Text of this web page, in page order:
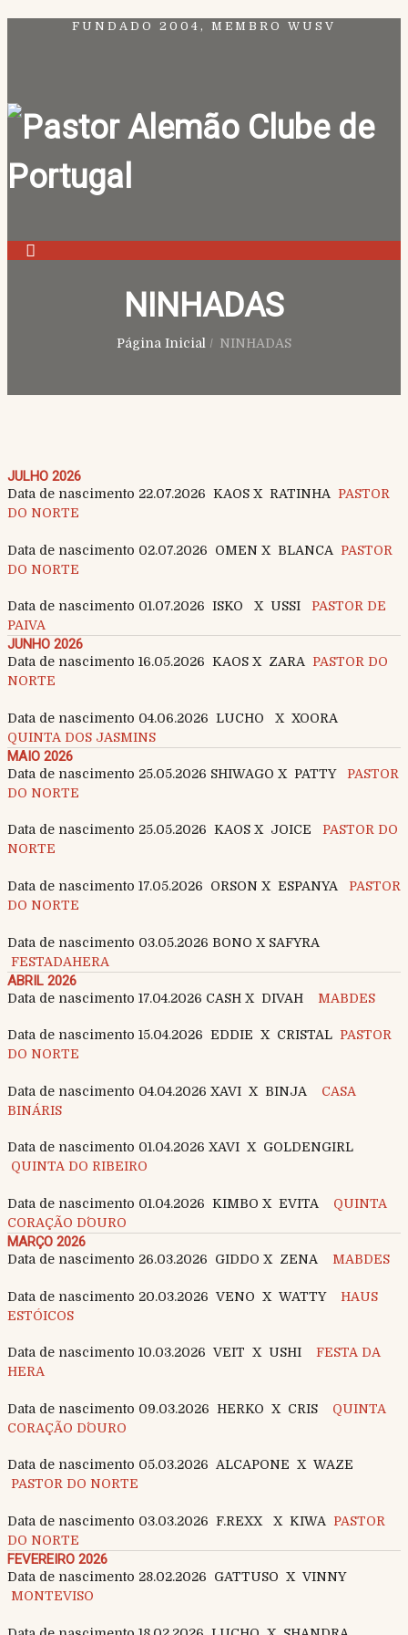
FUNDADO 2004, MEMBRO WUSV
NINHADAS
Página Inicial / NINHADAS
JULHO 2026
Data de nascimento 22.07.2026 KAOS X RATINHA PASTOR
DO NORTE
Data de nascimento 02.07.2026 OMEN X BLANCA PASTOR
DO NORTE
Data de nascimento 01.07.2026 ISKO X USSI PASTOR DE
PAIVA
JUNHO 2026
Data de nascimento 16.05.2026 KAOS X ZARA PASTOR DO
NORTE
Data de nascimento 04.06.2026 LUCHO X XOORA
QUINTA DOS JASMINS
MAIO 2026
Data de nascimento 25.05.2026 SHIWAGO X PATTY PASTOR
DO NORTE
Data de nascimento 25.05.2026 KAOS X JOICE PASTOR DO
NORTE
Data de nascimento 17.05.2026 ORSON X ESPANYA PASTOR
DO NORTE
Data de nascimento 03.05.2026 BONO X SAFYRA
FESTADAHERA
ABRIL 2026
Data de nascimento 17.04.2026 CASH X DIVAH MABDES
Data de nascimento 15.04.2026 EDDIE X CRISTAL PASTOR
DO NORTE
Data de nascimento 04.04.2026 XAVI X BINJA CASA
BINÁRIS
Data de nascimento 01.04.2026 XAVI X GOLDENGIRL
QUINTA DO RIBEIRO
Data de nascimento 01.04.2026 KIMBO X EVITA QUINTA
CORAÇÃO D´OURO
MARÇO 2026
Data de nascimento 26.03.2026 GIDDO X ZENA MABDES
Data de nascimento 20.03.2026 VENO X WATTY HAUS
ESTÓICOS
Data de nascimento 10.03.2026 VEIT X USHI FESTA DA
HERA
Data de nascimento 09.03.2026 HERKO X CRIS QUINTA
CORAÇÃO D´OURO
Data de nascimento 05.03.2026 ALCAPONE X WAZE
PASTOR DO NORTE
Data de nascimento 03.03.2026 F.REXX X KIWA PASTOR
DO NORTE
FEVEREIRO 2026
Data de nascimento 28.02.2026 GATTUSO X VINNY
MONTEVISO